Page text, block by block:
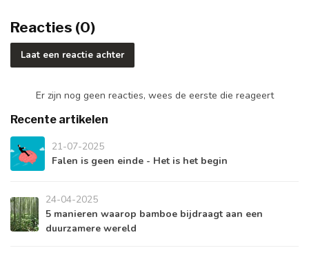
Reacties (0)
Laat een reactie achter
Er zijn nog geen reacties, wees de eerste die reageert
Recente artikelen
21-07-2025
Falen is geen einde - Het is het begin
24-04-2025
5 manieren waarop bamboe bijdraagt aan een
duurzamere wereld